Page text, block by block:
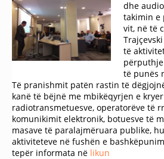
dhe
takimin e
vit, në të
të
të punës
Të pranishmit patën rastin të
kanë të bëjnë me mbikëqyrjen e
radiotransmetuesve, operatorëve të
komunikimit elektronik, botuesve të
masave të paralajmëruara publike,
aktiviteteve në fushën e
tepër informata në likun